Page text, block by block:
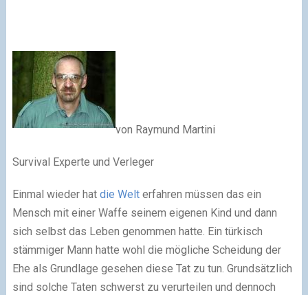
von Raymund Martini
Survival Experte und Verleger
Einmal wieder hat die Welterfahren müssen das ein
Mensch mit einer Waffe seinem eigenen Kind und dann
sich selbst das Leben genommen hatte. Ein türkisch
stämmiger Mann hatte wohl die mögliche Scheidung der
Ehe als Grundlage gesehen diese Tat zu tun. Grundsätzlich
sind solche Taten schwerst zu verurteilen und dennoch